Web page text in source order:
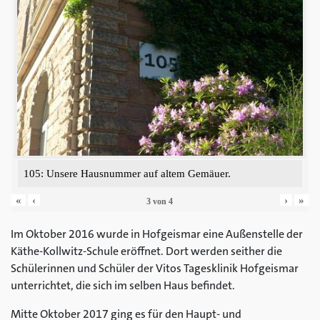
105: Unsere Hausnummer auf altem Gemäuer.
« ‹ 3 von4 › »
Im Oktober 2016 wurde in Hofgeismar eine Außenstelle der
Käthe-Kollwitz-Schule eröffnet. Dort werden seither die
Schülerinnen und Schüler der Vitos Tagesklinik Hofgeismar
unterrichtet, die sich im selben Haus befindet.
Mitte Oktober 2017 ging es für den Haupt- und